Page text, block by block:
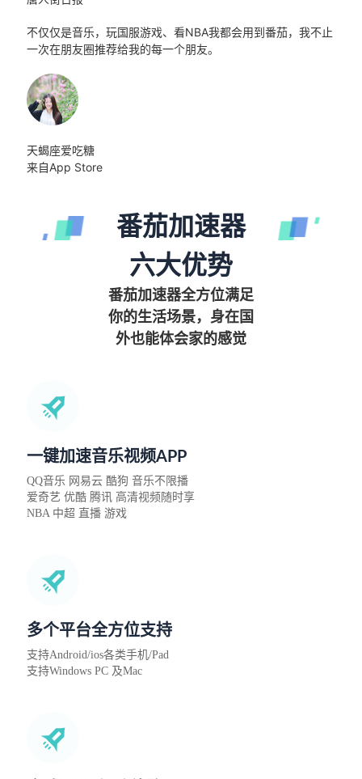
不仅仅是音乐，玩国服游戏、看NBA我都会用到番茄，我不止
一次在朋友圈推荐给我的每一个朋友。
天蝎座爱吃糖
来自App Store
番茄加速器
六大优势
番茄加速器全方位满足
你的生活场景，身在国
外也能体会家的感觉
一键加速音乐视频APP
QQ音乐 网易云 酷狗 音乐不限播
爱奇艺 优酷 腾讯 高清视频随时享
NBA 中超 直播 游戏
多个平台全方位支持
支持Android/ios各类手机/Pad
支持Windows PC 及Mac